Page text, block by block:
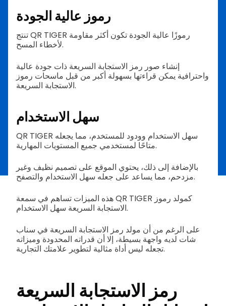
رموز عالية الجودة
تنتج QR TIGER رموزًا عالية الجودة تكون أكثر مقاومة
لأخطاء المسح.
إنشاء صور رمز الاستجابة السريعة ذات جودة عالية
واحترافية يمكن قراءتها بسهولة أكبر من قبل ماسحات رموز
الاستجابة السريعة.
سهل الاستخدام
QR TIGER سهل الاستخدام وودود للمستخدم، مما يجعله
متاحًا لمستخدمي جميع المستويات المهارية.
بالإضافة إلى ذلك، يحتوي الموقع على تصميم نظيف وغير
مزدحم، مما يساعد على جعله سهل الاستخدام والتصفح.
هذه الميزات تساهم في سمعة QR TIGER كمولد رموز
الاستجابة السريعة سهل الاستخدام.
على الرغم من أن مولد رمز الاستجابة السريعة في سناب
شات لديه واجهة بسيطة، إلا أن قدراته المحدودة وميزاته
تجعله ليس أداة مثالية لتطوير علامتك التجارية.
رمز الاستجابة السريعة